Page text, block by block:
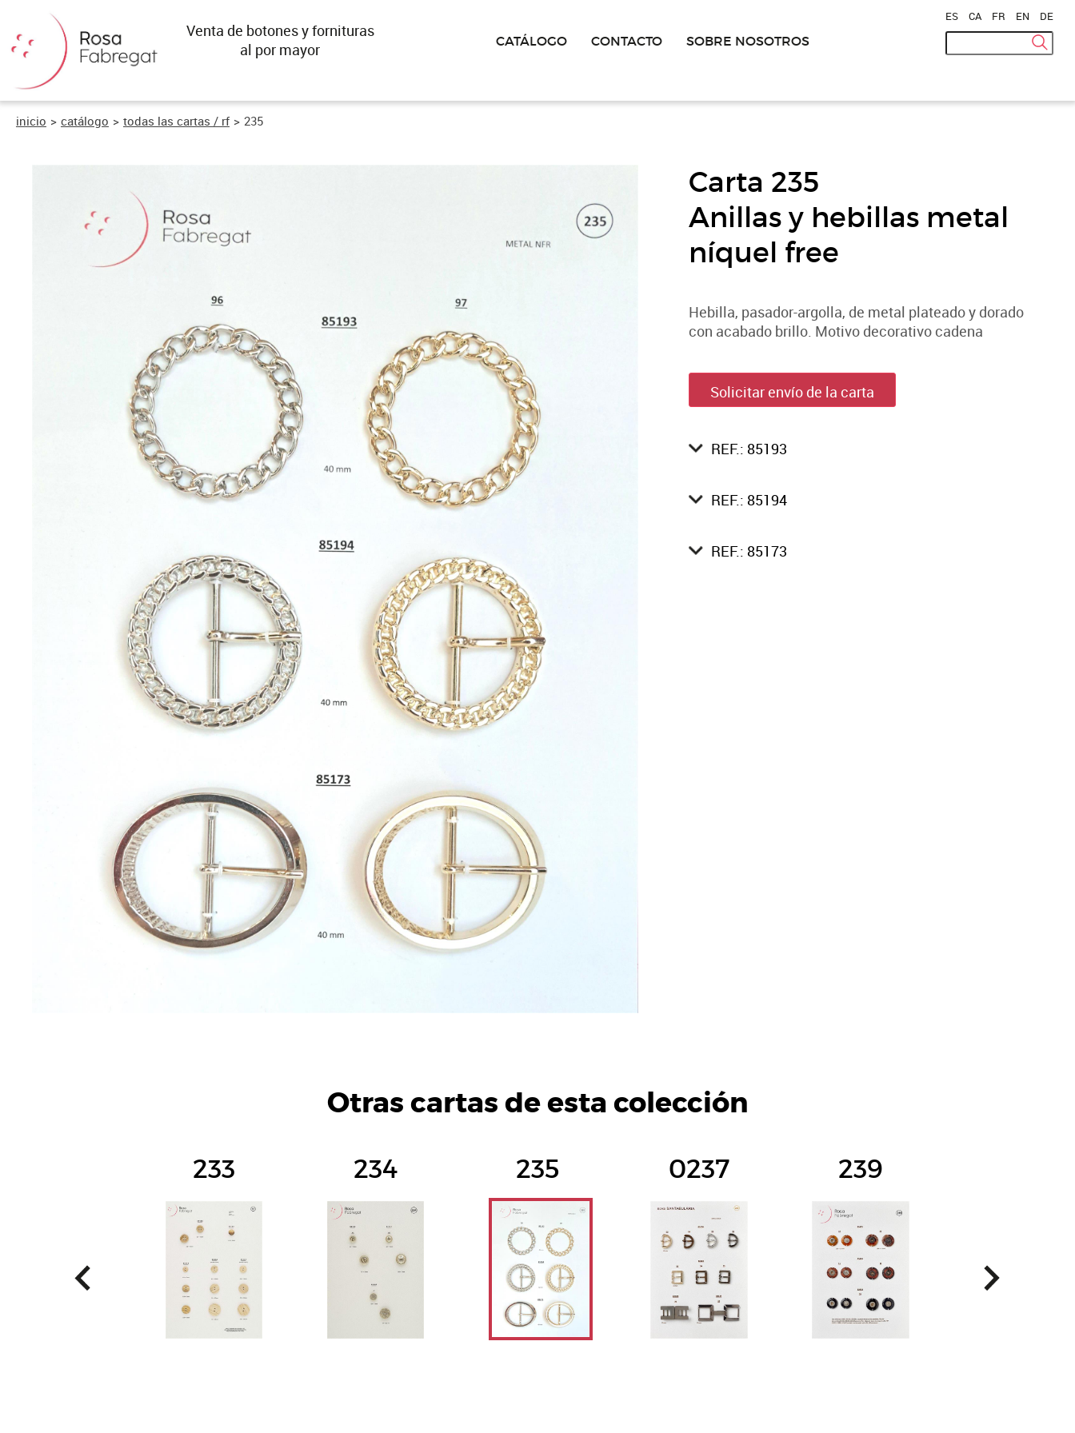
Venta de botones y fornituras
al por mayor
DE
EN
FR
CA
ES
SOBRE NOSOTROS
CONTACTO
CATÁLOGO
inicio > catálogo > todas las cartas / rf > 235
Carta 235
Anillas y hebillas metal
níquel free
Hebilla, pasador-argolla, de metal plateado y dorado
con acabado brillo. Motivo decorativo cadena
Solicitar envío de la carta
REF.: 85193
REF.: 85194
REF.: 85173
Otras cartas de esta colección
233 234 235 0237 239